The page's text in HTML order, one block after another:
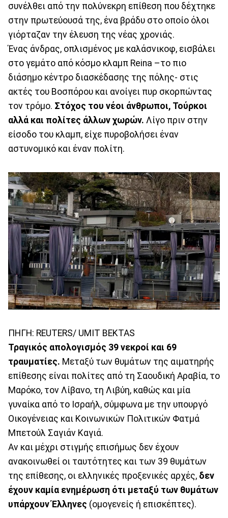
συνέλθει από την πολύνεκρη επίθεση που δέχτηκε
στην πρωτεύουσά της, ένα βράδυ στο οποίο όλοι
γιόρταζαν την έλευση της νέας χρονιάς.
Ένας άνδρας, οπλισμένος με καλάσνικοφ, εισβάλει
στο γεμάτο από κόσμο κλαμπ Reina –το πιο
διάσημο κέντρο διασκέδασης της πόλης- στις
ακτές του Βοσπόρου και ανοίγει πυρ σκορπώντας
τον τρόμο. Στόχος του νέοι άνθρωποι, Τούρκοι
αλλά και πολίτες άλλων χωρών. Λίγο πριν στην
είσοδο του κλαμπ, είχε πυροβολήσει έναν
αστυνομικό και έναν πολίτη.
ΠΗΓΗ: REUTERS/ UMIT BEKTAS
Τραγικός απολογισμός 39 νεκροί και 69
τραυματίες. Μεταξύ των θυμάτων της αιματηρής
επίθεσης είναι πολίτες από τη Σαουδική Αραβία, το
Μαρόκο, τον Λίβανο, τη Λιβύη, καθώς και μία
γυναίκα από το Ισραήλ, σύμφωνα με την υπουργό
Οικογένειας και Κοινωνικών Πολιτικών Φατμά
Μπετούλ Σαγιάν Καγιά.
Αν και μέχρι στιγμής επισήμως δεν έχουν
ανακοινωθεί οι ταυτότητες και των 39 θυμάτων
της επίθεσης, οι ελληνικές προξενικές αρχές, δεν
έχουν καμία ενημέρωση ότι μεταξύ των θυμάτων
υπάρχουν Έλληνες (ομογενείς ή επισκέπτες).